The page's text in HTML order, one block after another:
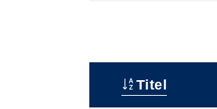
Titel